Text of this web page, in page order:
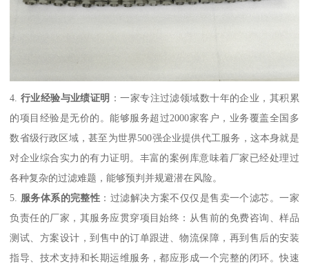
4. 行业经验与业绩证明 ：一家专注过滤领域数十年的企业，其积累
的项目经验是无价的。能够服务超过2000家客户，业务覆盖全国多
数省级行政区域，甚至为世界500强企业提供代工服务，这本身就是
对企业综合实力的有力证明。丰富的案例库意味着厂家已经处理过
各种复杂的过滤难题，能够预判并规避潜在风险。
5. 服务体系的完整性 ：过滤解决方案不仅仅是售卖一个滤芯。一家
负责任的厂家，其服务应贯穿项目始终：从售前的免费咨询、样品
测试、方案设计，到售中的订单跟进、物流保障，再到售后的安装
指导、技术支持和长期运维服务，都应形成一个完整的闭环。快速